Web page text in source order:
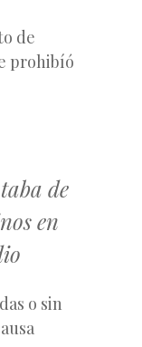
de
prohibíó
de
en
o sin